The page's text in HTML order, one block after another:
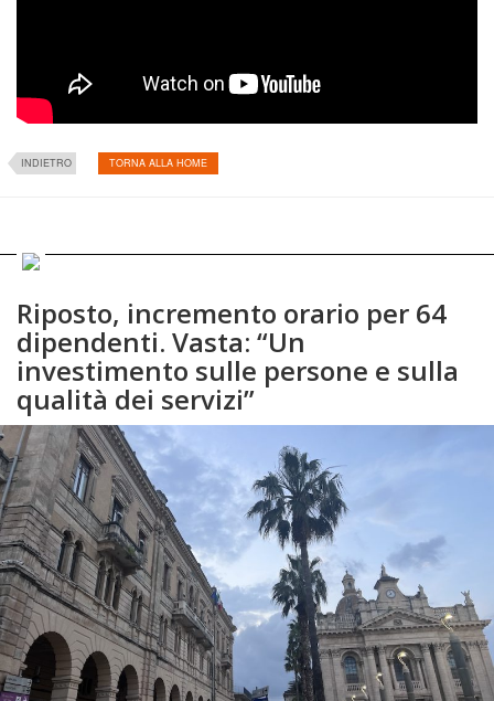
INDIETRO TORNA ALLA HOME
Riposto, incremento orario per 64
dipendenti. Vasta: “Un
investimento sulle persone e sulla
qualità dei servizi”